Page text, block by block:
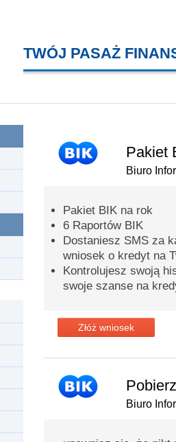
TWÓJ PASAŻ
Pakiet
Biuro
Pakiet BIK na rok
6 Raportów BIK
Dostaniesz SMS za
wniosek o kredyt na
Kontrolujesz swoją
swoje szanse na
Złóż wniosek
Biuro